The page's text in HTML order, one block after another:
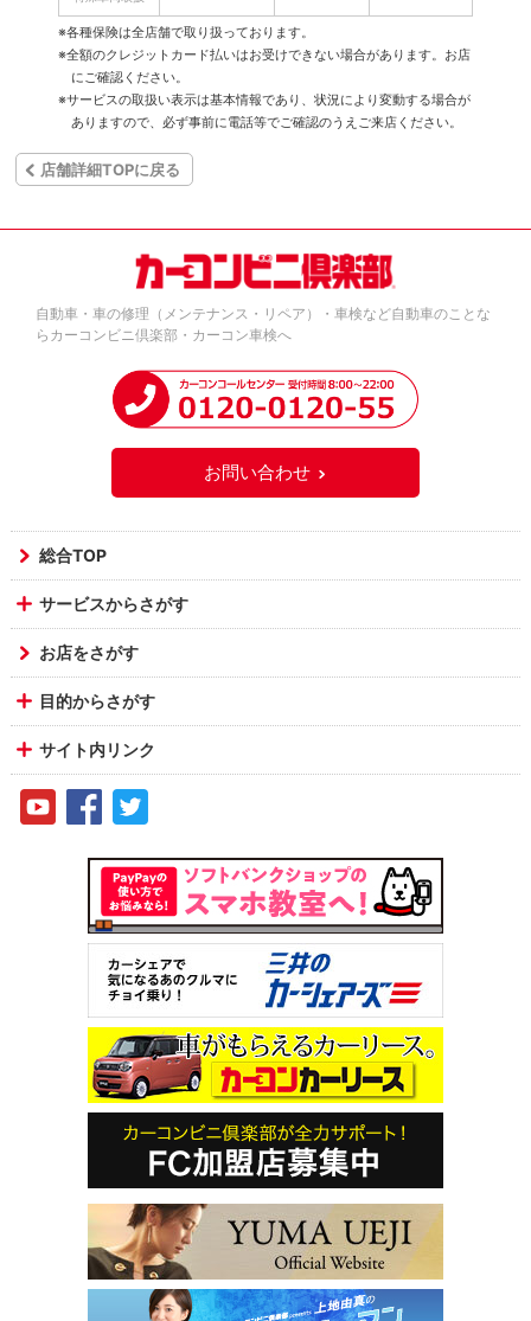
※各種保険は全店舗で取り扱っております。
※全額のクレジットカード払いはお受けできない場合があります。お店
にご確認ください。
※サービスの取扱い表示は基本情報であり、状況により変動する場合が
ありますので、必ず事前に電話等でご確認のうえご来店ください。
店舗詳細TOPに戻る
自動車・車の修理（メンテナンス・リペア）・車検など自動車のことな
らカーコンビニ倶楽部・カーコン車検へ
お問い合わせ
総合TOP
サービスからさがす
お店をさがす
目的からさがす
サイト内リンク